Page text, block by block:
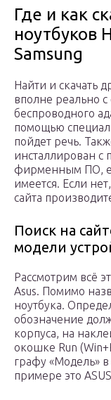
Где и как
ноутбуков
Samsung
Найти и скачать
вполне реально с
беспроводного
помощью
пойдет речь.
инсталлирован с
фирменным ПО,
имеется. Если
сайта
Поиск на
модели
Рассмотрим всё
Asus. Помимо
ноутбука.
обозначение
корпуса, на
окошке Run
графу «Модель»
примере это